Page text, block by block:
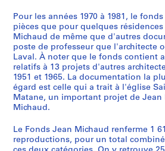
t
1
9
5
0
-
1
9
9
AP012.S1
Pour les années 1970 à 1981, le
pièces que pour quelques
Michaud de même que d'autres
poste de professeur que l'architecte
Laval. À noter que le fonds contient
relatifs à 13 projets d'autres
1951 et 1965. La documentation la
égard est celle qui a trait à l'église
Matane, un important projet de Jean
Michaud.
Le Fonds Jean Michaud renferme 1
reproductions, pour un total combiné